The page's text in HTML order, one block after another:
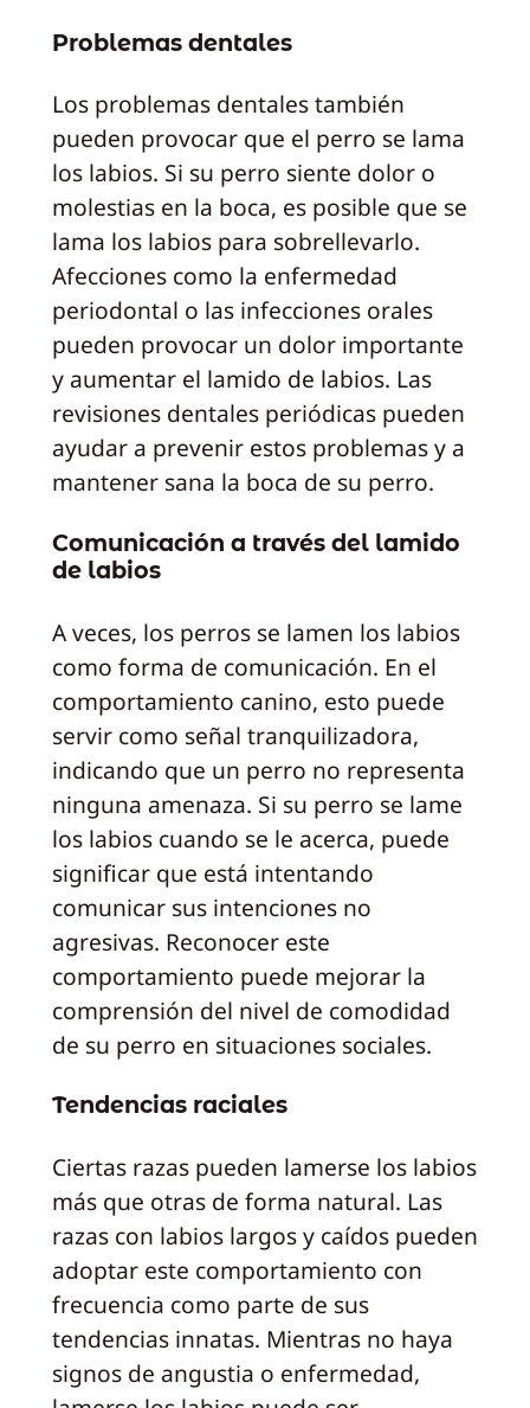
Problemas dentales
Los problemas dentales también
pueden provocar que el perro se lama
los labios. Si su perro siente dolor o
molestias en la boca, es posible que se
lama los labios para sobrellevarlo.
Afecciones como la enfermedad
periodontal o las infecciones orales
pueden provocar un dolor importante
y aumentar el lamido de labios. Las
revisiones dentales periódicas pueden
ayudar a prevenir estos problemas y a
mantener sana la boca de su perro.
Comunicación a través del lamido
de labios
A veces, los perros se lamen los labios
como forma de comunicación. En el
comportamiento canino, esto puede
servir como señal tranquilizadora,
indicando que un perro no representa
ninguna amenaza. Si su perro se lame
los labios cuando se le acerca, puede
significar que está intentando
comunicar sus intenciones no
agresivas. Reconocer este
comportamiento puede mejorar la
comprensión del nivel de comodidad
de su perro en situaciones sociales.
Tendencias raciales
Ciertas razas pueden lamerse los labios
más que otras de forma natural. Las
razas con labios largos y caídos pueden
adoptar este comportamiento con
frecuencia como parte de sus
tendencias innatas. Mientras no haya
signos de angustia o enfermedad,